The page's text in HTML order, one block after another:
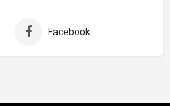
Facebook